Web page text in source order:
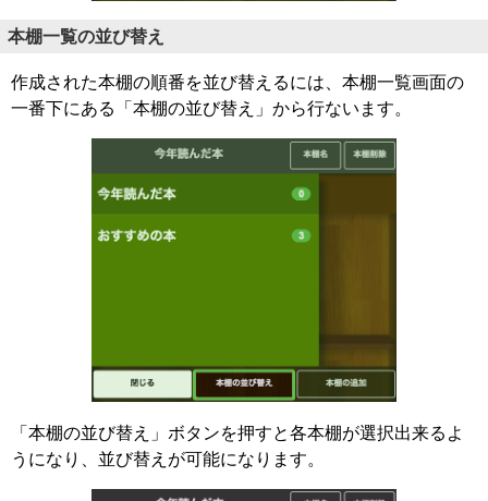
本棚一覧の並び替え
作成された本棚の順番を並び替えるには、本棚一覧画面の
一番下にある「本棚の並び替え」から行ないます。
「本棚の並び替え」ボタンを押すと各本棚が選択出来るよ
うになり、並び替えが可能になります。